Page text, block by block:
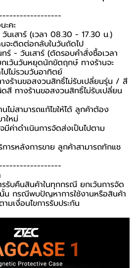
ะคะ️
นเสาร์ (เวลา 08.30 - 17.30 น.)
จะติดต่อกลับในวันถัดไป
ร์ - วันเสาร์ (ตัดรอบคำสั่งซื้อเวลา
เว้นวันหยุดนักขัตฤกษ์ ทางร้านจะ
ปไม่รวมวันอาทิตย์
งร้านขอสงวนสิทธิ์ไม่รับเปลี่ยนรุ่น / สี
ทางร้านขอสงวนสิทธิ์ไม่รับเปลี่ยน
ม่สามารถแก้ไขให้ได้ ลูกค้าต้อง
ใหม่
ค่าดำเนินการจัดส่งเป็นไปตาม
รหลังการขาย ลูกค้าสามารถทักแช
รรับคืนสินค้าในทุกกรณี ยกเว้นการจัด
น กรณีพบปัญหาการใช้งานหรือสินค้า
มเงื่อนไขการรับประกัน